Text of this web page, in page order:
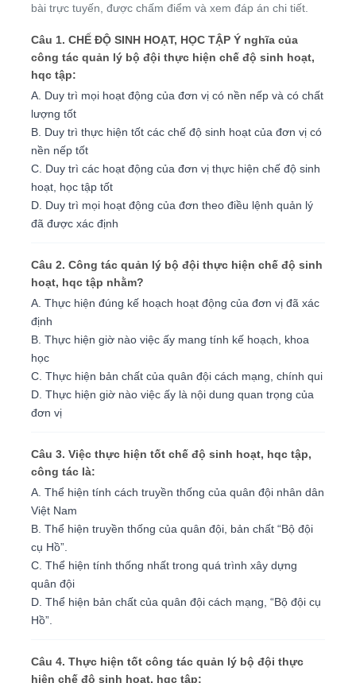
bài trực tuyến, được chấm điểm và xem đáp án chi tiết.
Câu 1. CHẾ ÐỘ SINH HOẠT, HỌC TẬP Ý nghĩa của
công tác quản lý bộ đội thực hiện chế độ sinh hoạt,
hqc tập:
A. Duy trì mọi hoạt động của đơn vị có nền nếp và có chất
lượng tốt
B. Duy trì thực hiện tốt các chế độ sinh hoạt của đơn vị có
nền nếp tốt
C. Duy trì các hoạt động của đơn vị thực hiện chế độ sinh
hoạt, học tập tốt
D. Duy trì mọi hoạt động của đơn theo điều lệnh quản lý
đã được xác định
Câu 2. Công tác quản lý bộ đội thực hiện chế độ sinh
hoạt, hqc tập nhằm?
A. Thực hiện đúng kế hoạch hoạt động của đơn vị đã xác
định
B. Thực hiện giờ nào việc ấy mang tính kế hoạch, khoa
học
C. Thực hiện bản chất của quân đội cách mạng, chính qui
D. Thực hiện giờ nào việc ấy là nội dung quan trọng của
đơn vị
Câu 3. Việc thực hiện tốt chế độ sinh hoạt, hqc tập,
công tác là:
A. Thể hiện tính cách truyền thống của quân đội nhân dân
Việt Nam
B. Thể hiện truyền thống của quân đội, bản chất “Bộ đội
cụ Hồ”.
C. Thể hiện tính thống nhất trong quá trình xây dựng
quân đội
D. Thể hiện bản chất của quân đội cách mạng, “Bộ đội cụ
Hồ”.
Câu 4. Thực hiện tốt công tác quản lý bộ đội thực
hiện chế độ sinh hoạt, hqc tập: